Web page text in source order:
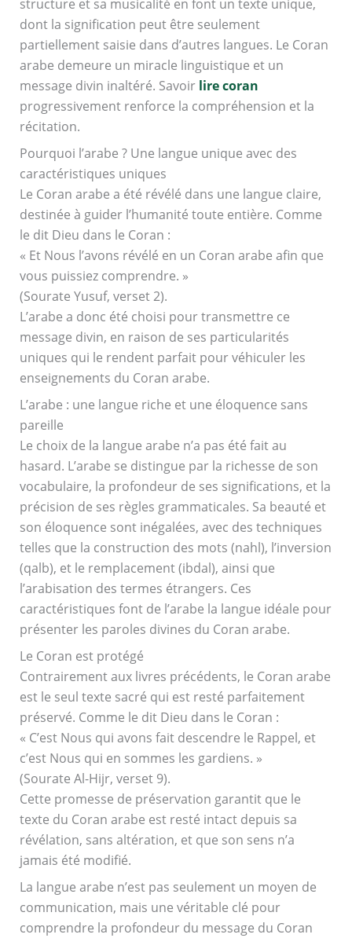
structure et sa musicalité en font un texte unique,
dont la signification peut être seulement
partiellement saisie dans d’autres langues. Le Coran
arabe demeure un miracle linguistique et un
message divin inaltéré. Savoir lire coran
progressivement renforce la compréhension et la
récitation.
Pourquoi l’arabe ? Une langue unique avec des
caractéristiques uniques
Le Coran arabe a été révélé dans une langue claire,
destinée à guider l’humanité toute entière. Comme
le dit Dieu dans le Coran :
« Et Nous l’avons révélé en un Coran arabe afin que
vous puissiez comprendre. »
(Sourate Yusuf, verset 2).
L’arabe a donc été choisi pour transmettre ce
message divin, en raison de ses particularités
uniques qui le rendent parfait pour véhiculer les
enseignements du Coran arabe.
L’arabe : une langue riche et une éloquence sans
pareille
Le choix de la langue arabe n’a pas été fait au
hasard. L’arabe se distingue par la richesse de son
vocabulaire, la profondeur de ses significations, et la
précision de ses règles grammaticales. Sa beauté et
son éloquence sont inégalées, avec des techniques
telles que la construction des mots (nahl), l’inversion
(qalb), et le remplacement (ibdal), ainsi que
l’arabisation des termes étrangers. Ces
caractéristiques font de l’arabe la langue idéale pour
présenter les paroles divines du Coran arabe.
Le Coran est protégé
Contrairement aux livres précédents, le Coran arabe
est le seul texte sacré qui est resté parfaitement
préservé. Comme le dit Dieu dans le Coran :
« C’est Nous qui avons fait descendre le Rappel, et
c’est Nous qui en sommes les gardiens. »
(Sourate Al-Hijr, verset 9).
Cette promesse de préservation garantit que le
texte du Coran arabe est resté intact depuis sa
révélation, sans altération, et que son sens n’a
jamais été modifié.
La langue arabe n’est pas seulement un moyen de
communication, mais une véritable clé pour
comprendre la profondeur du message du Coran